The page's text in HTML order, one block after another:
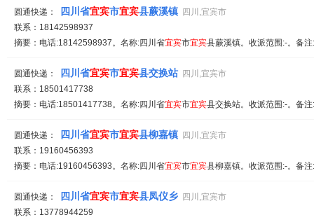
圆通快递： 四川省宜宾市宜宾县蕨溪镇 四川,宜宾市
联系：18142598937
摘要：电话:18142598937。名称:四川省宜宾市宜宾县蕨溪镇。收派范围:-。备
圆通快递： 四川省宜宾市宜宾县交换站 四川,宜宾市
联系：18501417738
摘要：电话:18501417738。名称:四川省宜宾市宜宾县交换站。收派范围:-。备
圆通快递： 四川省宜宾市宜宾县柳嘉镇 四川,宜宾市
联系：19160456393
摘要：电话:19160456393。名称:四川省宜宾市宜宾县柳嘉镇。收派范围:-。备
圆通快递： 四川省宜宾市宜宾县凤仪乡 四川,宜宾市
联系：13778944259